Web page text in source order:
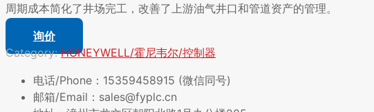
周期成本简化了井场完工，改善了上游油气井口和管道资产的管理。 ​​
询价
Category:HONEYWELL/霍尼韦尔/控制器
电话/Phone：15359458915 (微信同号)
邮箱/Email：sales@fyplc.cn